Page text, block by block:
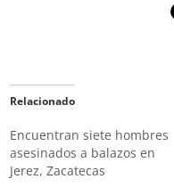
Relacionado
Encuentran siete hombres
asesinados a balazos en
Jerez, Zacatecas